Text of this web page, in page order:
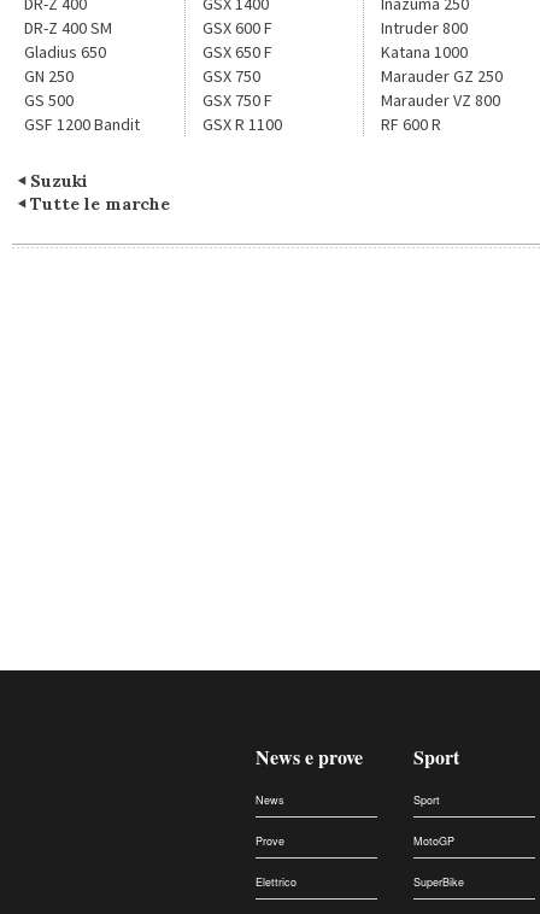
DR-Z 400 SM
Gladius 650
GN 250
GS 500
GSF 1200 Bandit
GSX 600 F
GSX 650 F
GSX 750
GSX 750 F
GSX R 1100
Intruder 800
Katana 1000
Marauder GZ 250
Marauder VZ 800
RF 600 R
Suzuki
Tutte le marche
News e prove
News
Prove
Elettrico
Sport
Sport
MotoGP
SuperBike